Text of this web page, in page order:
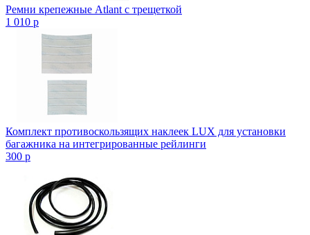
Ремни крепежные Atlant с трещеткой
1 010 p
Комплект противоскользящих наклеек LUX для установки
багажника на интегрированные рейлинги
300 p